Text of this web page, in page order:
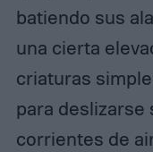
batiendo sus
una cierta
criaturas
para deslizarse
corrientes de